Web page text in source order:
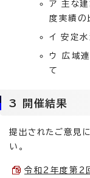
ア 主な
度実績の
イ 安定
ウ 広域
て
3 開催結果
提出されたご意見
い。
令和2年度第2